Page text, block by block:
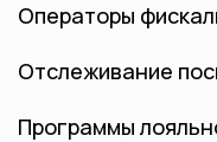
Операторы
Отслеживание
Программы